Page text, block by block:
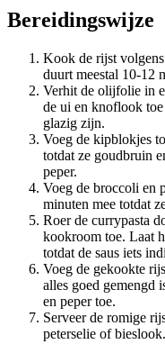
Bereidingswijze
Kook de rijst
duurt meestal 10-12
Verhit de olijfolie in
de ui en knoflook
glazig zijn.
Voeg de kipblokjes
totdat ze goudbruin
peper.
Voeg de broccoli en
minuten mee totdat
Roer de currypasta
kookroom toe. Laat
totdat de saus iets
Voeg de gekookte
alles goed gemengd
en peper toe.
Serveer de romige
peterselie of bieslook.